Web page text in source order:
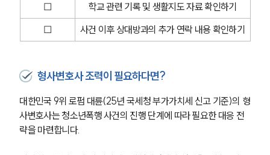
☐
학교 관련 기록 및 생활지도 자료 확인하기
☐
사건 이후 상대방과의 추가 연락 내용 확인하기
형사변호사 조력이 필요하다면?
대한민국 9위 로펌 대륜(25년 국세청 부가가치세 신고 기준)의 형
사변호사는 청소년폭행 사건의 진행 단계에 따라 필요한 대응 전
략을 마련합니다.